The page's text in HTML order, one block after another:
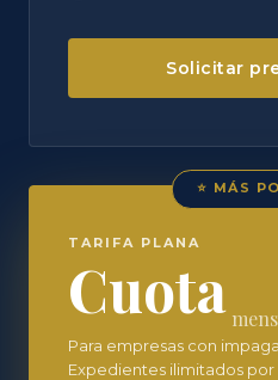
Solicitar
⭐ MÁS
TARIFA PLANA
Cuota
Para empresas con
Expedientes ilimitados por